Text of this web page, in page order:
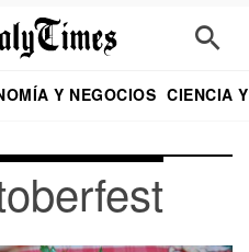
Y NEGOCIOS CIENCIA